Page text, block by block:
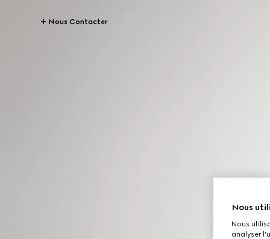
Nous Contacter
Nous
Nous
analyser